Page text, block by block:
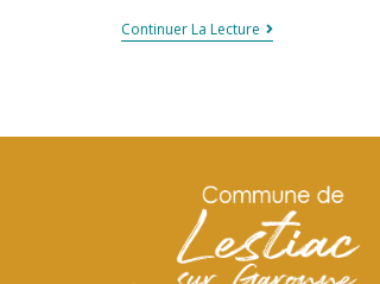
Continuer La Lecture